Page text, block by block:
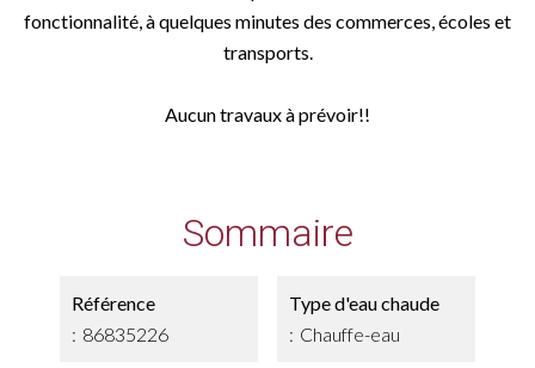
fonctionnalité, à quelques minutes des commerces, écoles et
transports.
Aucun travaux à prévoir!!
Sommaire
Référence
86835226
Type d'eau chaude
Chauffe-eau